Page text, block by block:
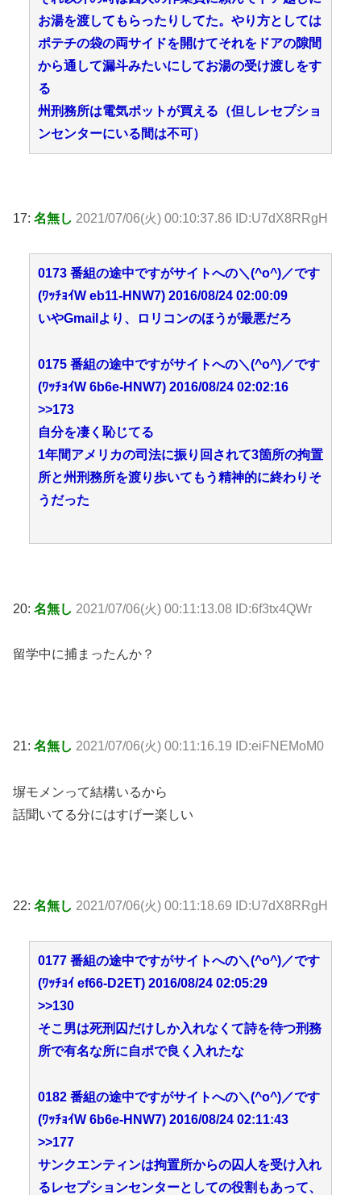
お湯を渡してもらったりしてた。やり方としては
ポテチの袋の両サイドを開けてそれをドアの隙間
から通して漏斗みたいにしてお湯の受け渡しをす
る
州刑務所は電気ポットが買える（但しレセプショ
ンセンターにいる間は不可）
17: 名無し 2021/07/06(火) 00:10:37.86 ID:U7dX8RRgH
0173 番組の途中ですがサイトへの＼(^o^)／です
(ﾜｯﾁｮｲW eb11-HNW7) 2016/08/24 02:00:09
いやGmailより、ロリコンのほうが最悪だろ
0175 番組の途中ですがサイトへの＼(^o^)／です
(ﾜｯﾁｮｲW 6b6e-HNW7) 2016/08/24 02:02:16
>>173
自分を凄く恥じてる
1年間アメリカの司法に振り回されて3箇所の拘置
所と州刑務所を渡り歩いてもう精神的に終わりそ
うだった
20: 名無し 2021/07/06(火) 00:11:13.08 ID:6f3tx4QWr
留学中に捕まったんか？
21: 名無し 2021/07/06(火) 00:11:16.19 ID:eiFNEMoM0
塀モメンって結構いるから
話聞いてる分にはすげー楽しい
22: 名無し 2021/07/06(火) 00:11:18.69 ID:U7dX8RRgH
0177 番組の途中ですがサイトへの＼(^o^)／です
(ﾜｯﾁｮｲ ef66-D2ET) 2016/08/24 02:05:29
>>130
そこ男は死刑囚だけしか入れなくて詩を待つ刑務
所で有名な所に自ポで良く入れたな
0182 番組の途中ですがサイトへの＼(^o^)／です
(ﾜｯﾁｮｲW 6b6e-HNW7) 2016/08/24 02:11:43
>>177
サンクエンティンは拘置所からの囚人を受け入れ
るレセプションセンターとしての役割もあって、